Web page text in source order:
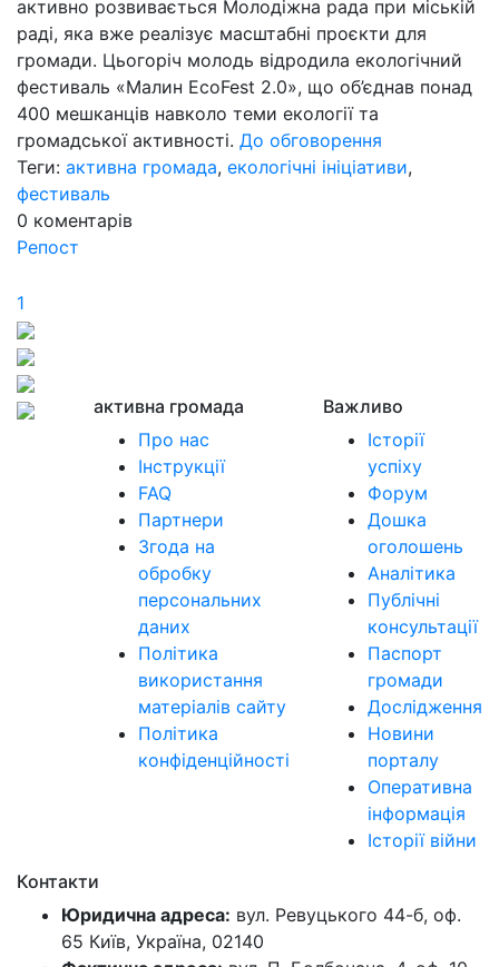
активно розвивається Молодіжна рада при міській
раді, яка вже реалізує масштабні проєкти для
громади. Цьогоріч молодь відродила екологічний
фестиваль «Малин EcoFest 2.0», що об’єднав понад
400 мешканців навколо теми екології та
громадської активності. До обговорення
Теги: активна громада, екологічні ініціативи,
фестиваль
0 коментарів
Репост
1
активна громада
Про нас
Інструкції
FAQ
Партнери
Згода на
обробку
персональних
даних
Політика
використання
матеріалів сайту
Політика
конфіденційності
Важливо
Історії
успіху
Форум
Дошка
оголошень
Аналітика
Публічні
консультації
Паспорт
громади
Дослідження
Новини
порталу
Оперативна
інформація
Історії війни
Контакти
Юридична адреса: вул. Ревуцького 44-б, оф.
65 Київ, Україна, 02140